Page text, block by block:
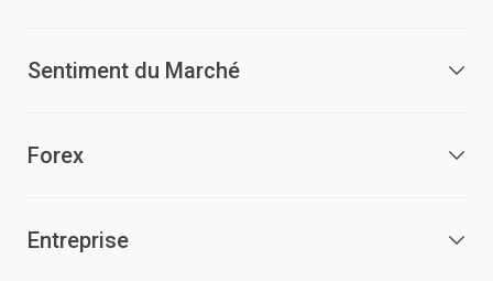
Sentiment du Marché
Forex
Entreprise